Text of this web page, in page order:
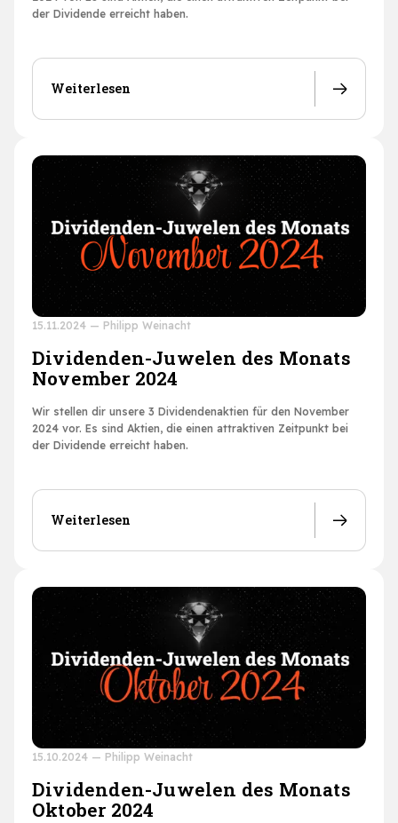
der Dividende erreicht haben.
Weiterlesen
15.11.2024 — Philipp Weinacht
Dividenden-Juwelen des Monats
November 2024
Wir stellen dir unsere 3 Dividendenaktien für den November
2024 vor. Es sind Aktien, die einen attraktiven Zeitpunkt bei
der Dividende erreicht haben.
Weiterlesen
15.10.2024 — Philipp Weinacht
Dividenden-Juwelen des Monats
Oktober 2024